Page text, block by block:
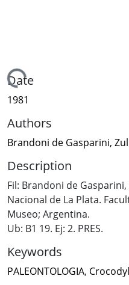
Loading...
Date
1981
Authors
Brandoni de Gasparini,
Description
Fil: Brandoni de
Nacional de La Plata.
Museo; Argentina.
Ub: B1 19. Ej: 2. PRES.
Keywords
PALEONTOLOGIA,